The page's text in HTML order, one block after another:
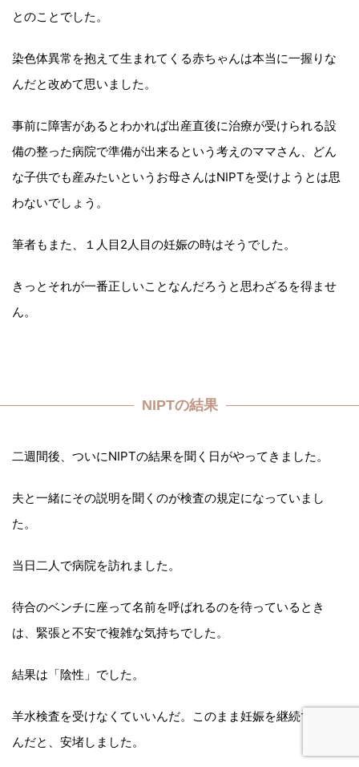
とのことでした。
染色体異常を抱えて生まれてくる赤ちゃんは本当に一握りな
んだと改めて思いました。
事前に障害があるとわかれば出産直後に治療が受けられる設
備の整った病院で準備が出来るという考えのママさん、どん
な子供でも産みたいというお母さんはNIPTを受けようとは思
わないでしょう。
筆者もまた、１人目2人目の妊娠の時はそうでした。
きっとそれが一番正しいことなんだろうと思わざるを得ませ
ん。
NIPTの結果
二週間後、ついにNIPTの結果を聞く日がやってきました。
夫と一緒にその説明を聞くのが検査の規定になっていまし
た。
当日二人で病院を訪れました。
待合のベンチに座って名前を呼ばれるのを待っているとき
は、緊張と不安で複雑な気持ちでした。
結果は「陰性」でした。
羊水検査を受けなくていいんだ。このまま妊娠を継続できる
んだと、安堵しました。